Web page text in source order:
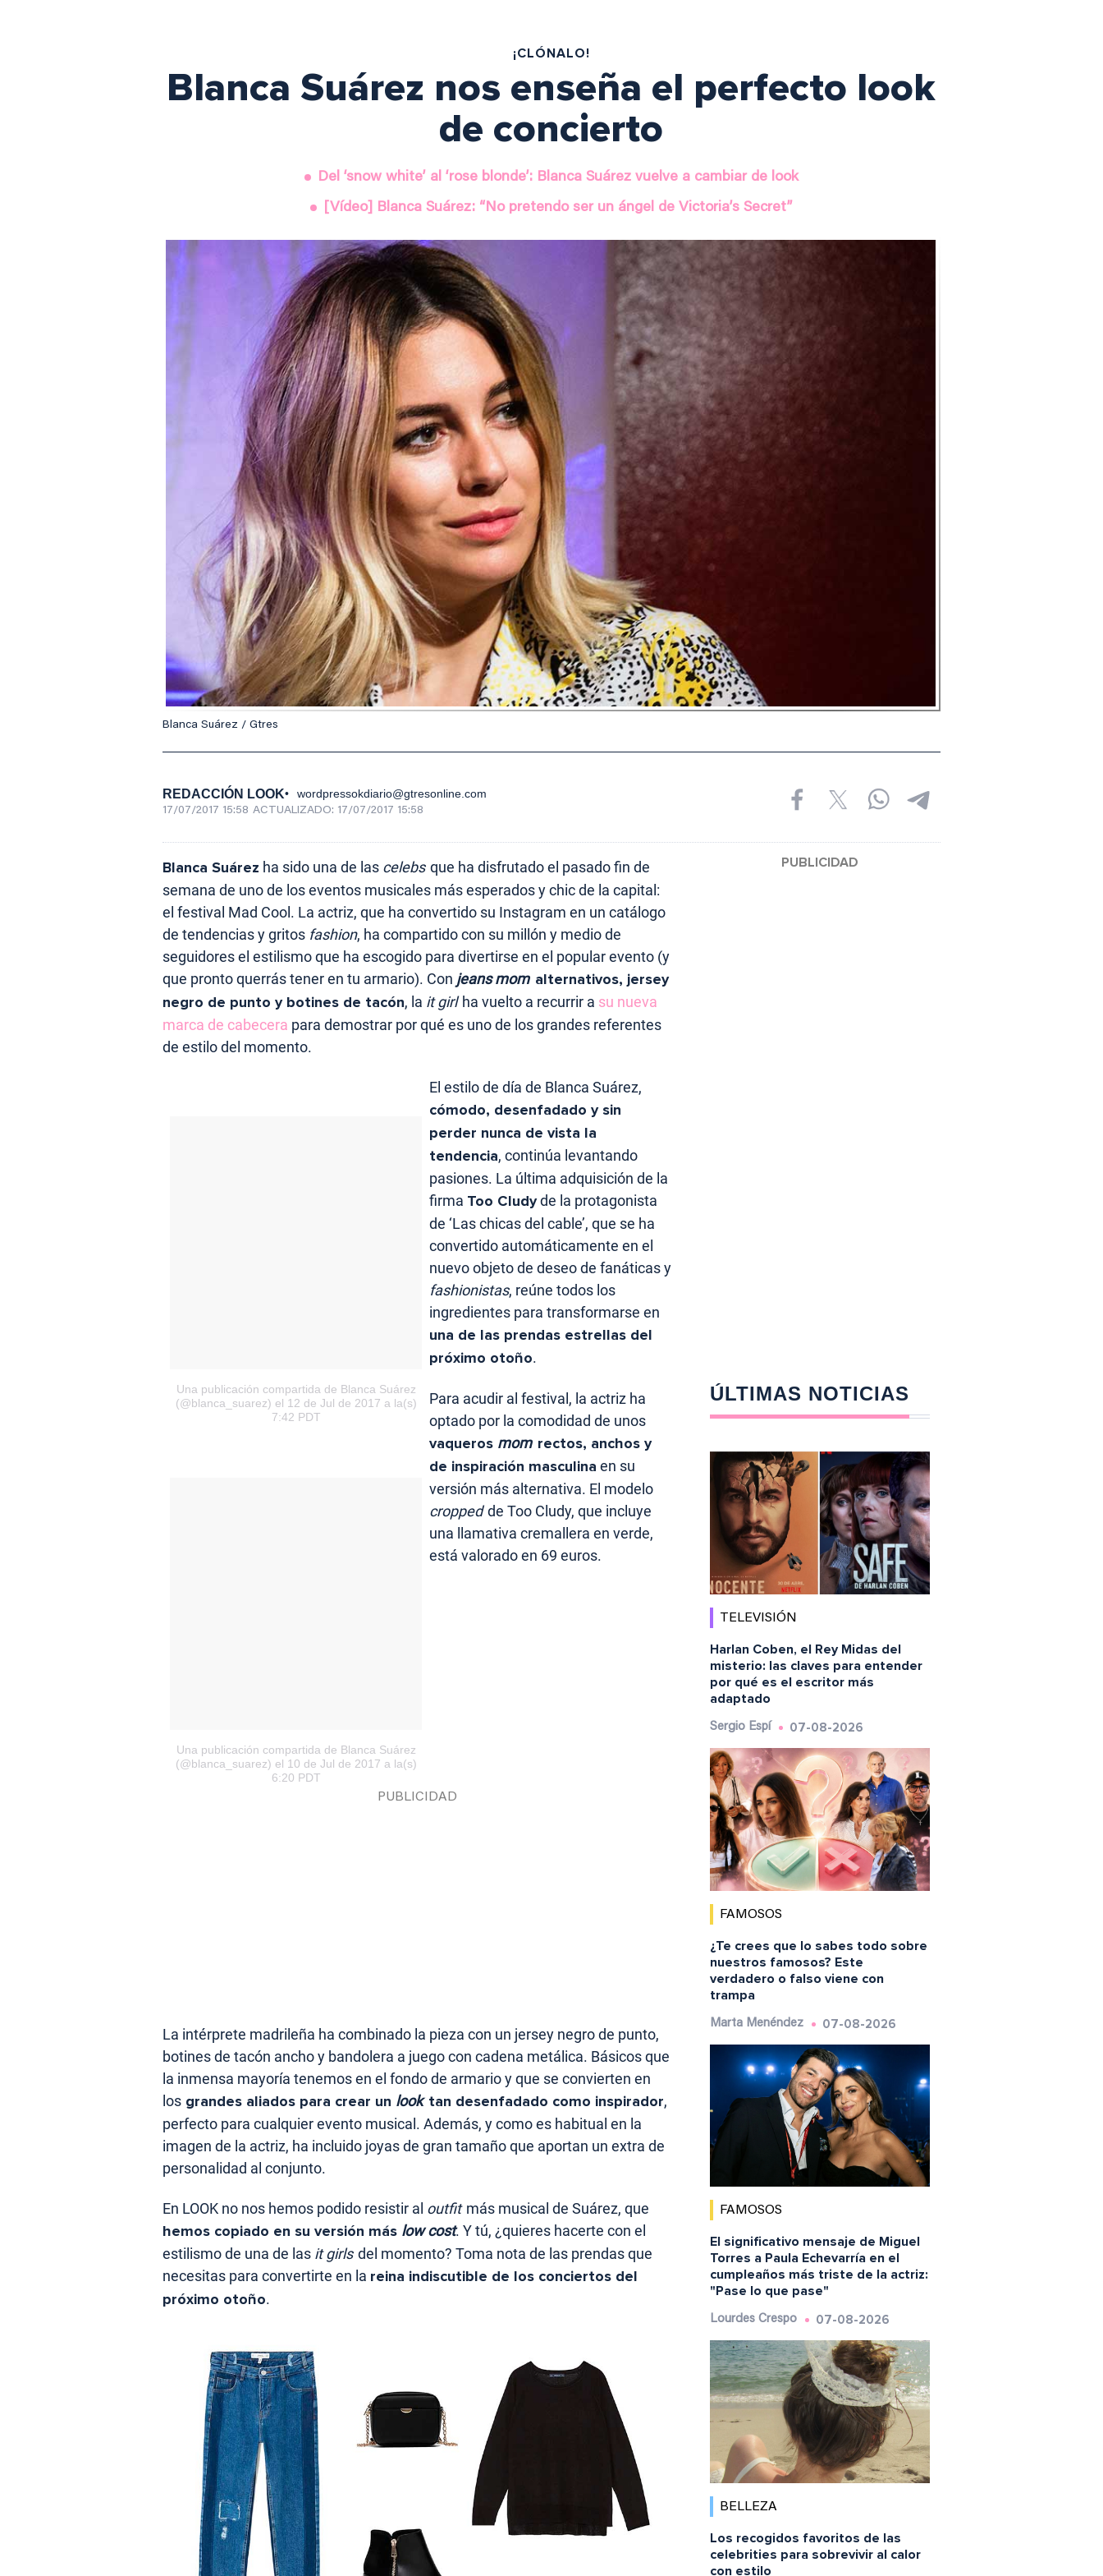
¡CLÓNALO!
Blanca Suárez nos enseña el perfecto look
de concierto
Del ‘snow white’ al ‘rose blonde’: Blanca Suárez vuelve a cambiar de look
[Vídeo] Blanca Suárez: “No pretendo ser un ángel de Victoria’s Secret”
Blanca Suárez / Gtres
REDACCIÓN LOOK wordpressokdiario@gtresonline.com
17/07/2017 15:58 ACTUALIZADO: 17/07/2017 15:58
Blanca Suárez ha sido una de las celebs que ha disfrutado el pasado fin de
semana de uno de los eventos musicales más esperados y chic de la capital:
el festival Mad Cool. La actriz, que ha convertido su Instagram en un catálogo
de tendencias y gritos fashion, ha compartido con su millón y medio de
seguidores el estilismo que ha escogido para divertirse en el popular evento (y
que pronto querrás tener en tu armario). Con jeans mom alternativos, jersey
negro de punto y botines de tacón, la it girlha vuelto a recurrir a su nueva
marca de cabecera para demostrar por qué es uno de los grandes referentes
de estilo del momento.
Una publicación compartida de Blanca Suárez
(@blanca_suarez) el 12 de Jul de 2017 a la(s)
7:42 PDT
El estilo de día de Blanca Suárez,
cómodo, desenfadado y sin
perder nunca de vista la
tendencia, continúa levantando
pasiones. La última adquisición de la
firma Too Cludyde la protagonista
de ‘Las chicas del cable’, que se ha
convertido automáticamente en el
nuevo objeto de deseo de fanáticas y
fashionistas, reúne todos los
ingredientes para transformarse en
una de las prendas estrellas del
próximo otoño.
Una publicación compartida de Blanca Suárez
(@blanca_suarez) el 10 de Jul de 2017 a la(s)
6:20 PDT
Para acudir al festival, la actriz ha
optado por la comodidad de unos
vaqueros mom rectos, anchos y
de inspiración masculina en su
versión más alternativa. El modelo
croppedde Too Cludy, que incluye
una llamativa cremallera en verde,
está valorado en 69 euros.
La intérprete madrileña ha combinado la pieza con un jersey negro de punto,
botines de tacón ancho y bandolera a juego con cadena metálica. Básicos que
la inmensa mayoría tenemos en el fondo de armario y que se convierten en
los grandes aliados para crear un looktan desenfadado como inspirador,
perfecto para cualquier evento musical. Además, y como es habitual en la
imagen de la actriz, ha incluido joyas de gran tamaño que aportan un extra de
personalidad al conjunto.
En LOOK no nos hemos podido resistir al outfitmás musical de Suárez, que
hemos copiado en su versión más low cost. Y tú, ¿quieres hacerte con el
estilismo de una de las it girls del momento? Toma nota de las prendas que
necesitas para convertirte en la reina indiscutible de los conciertos del
próximo otoño.
ÚLTIMAS NOTICIAS
TELEVISIÓN
Harlan Coben, el Rey Midas del
misterio: las claves para entender
por qué es el escritor más
adaptado
Sergio Espí 07-08-2026
FAMOSOS
¿Te crees que lo sabes todo sobre
nuestros famosos? Este
verdadero o falso viene con
trampa
Marta Menéndez 07-08-2026
FAMOSOS
El significativo mensaje de Miguel
Torres a Paula Echevarría en el
cumpleaños más triste de la actriz:
"Pase lo que pase"
Lourdes Crespo 07-08-2026
BELLEZA
Los recogidos favoritos de las
celebrities para sobrevivir al calor
con estilo